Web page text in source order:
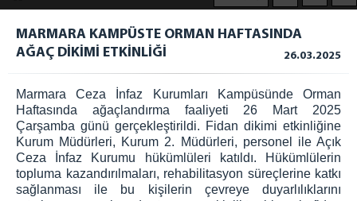
Kurumumuz
Faaliyet Alanı
Duruşma Salonu
Çamaşırhane
Isı Merkezi
Galeri
Açık C.İ.K
MARMARA KAMPÜSTE ORMAN HAFTASINDA
AĞAÇ DİKİMİ ETKİNLİĞİ
26.03.2025
Marmara Ceza İnfaz Kurumları Kampüsünde Orman
Haftasında ağaçlandırma faaliyeti 26 Mart 2025
Çarşamba günü gerçekleştirildi. Fidan dikimi etkinliğine
Kurum Müdürleri, Kurum 2. Müdürleri, personel ile Açık
Ceza İnfaz Kurumu hükümlüleri katıldı. Hükümlülerin
topluma kazandırılmaları, rehabilitasyon süreçlerine katkı
sağlanması ile bu kişilerin çevreye duyarlılıklarını